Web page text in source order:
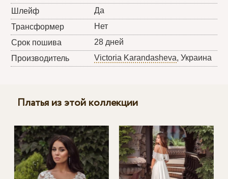
Шлейф
Да
Трансформер
Нет
Срок пошива
28 дней
Производитель
Victoria Karandasheva, Украина
Платья из этой коллекции